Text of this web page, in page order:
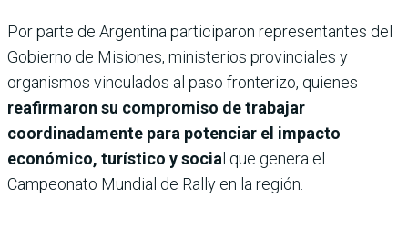
Por parte de Argentina participaron representantes del
Gobierno de Misiones, ministerios provinciales y
organismos vinculados al paso fronterizo, quienes
reafirmaron su compromiso de trabajar
coordinadamente para potenciar el impacto
económico, turístico y socia l que genera el
Campeonato Mundial de Rally en la región.